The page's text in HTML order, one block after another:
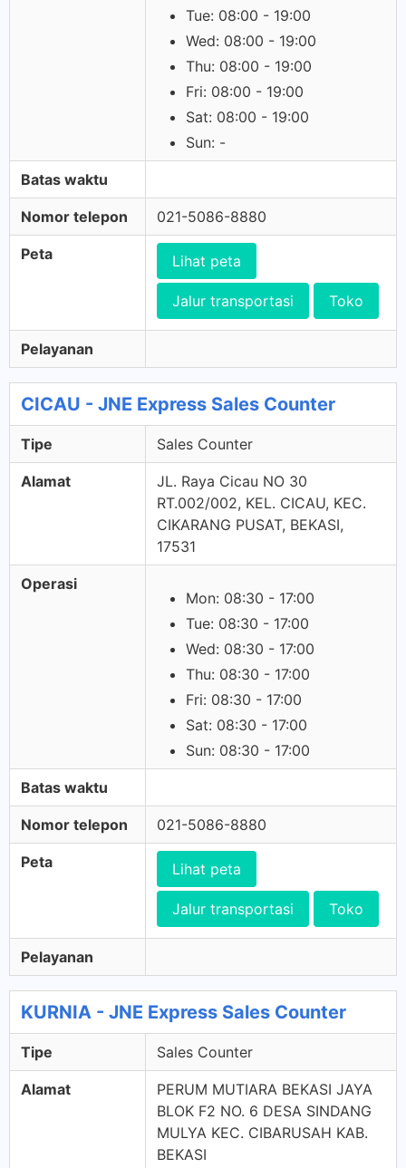
Tue: 08:00 - 19:00
Wed: 08:00 - 19:00
Thu: 08:00 - 19:00
Fri: 08:00 - 19:00
Sat: 08:00 - 19:00
Sun: -
Batas waktu
Nomor telepon 021-5086-8880
Peta Lihat peta
Jalur transportasi Toko
Pelayanan
CICAU - JNE Express Sales Counter
Tipe Sales Counter
Alamat
JL. Raya Cicau NO 30
RT.002/002, KEL. CICAU, KEC.
CIKARANG PUSAT, BEKASI,
17531
Operasi
Mon: 08:30 - 17:00
Tue: 08:30 - 17:00
Wed: 08:30 - 17:00
Thu: 08:30 - 17:00
Fri: 08:30 - 17:00
Sat: 08:30 - 17:00
Sun: 08:30 - 17:00
Batas waktu
Nomor telepon 021-5086-8880
Peta Lihat peta
Jalur transportasi Toko
Pelayanan
KURNIA - JNE Express Sales Counter
Tipe Sales Counter
Alamat
PERUM MUTIARA BEKASI JAYA
BLOK F2 NO. 6 DESA SINDANG
MULYA KEC. CIBARUSAH KAB.
BEKASI